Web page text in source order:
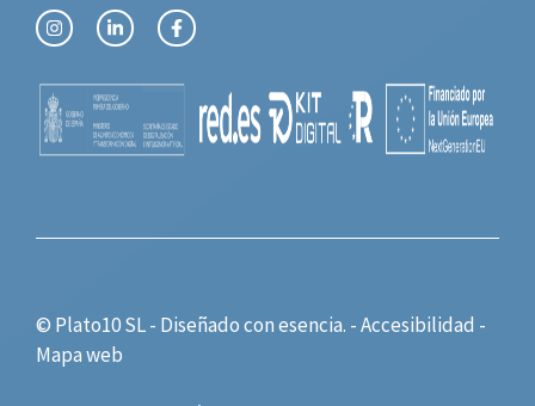
© Plato10 SL - Diseñado conesencia. -Accesibilidad -
Mapa web